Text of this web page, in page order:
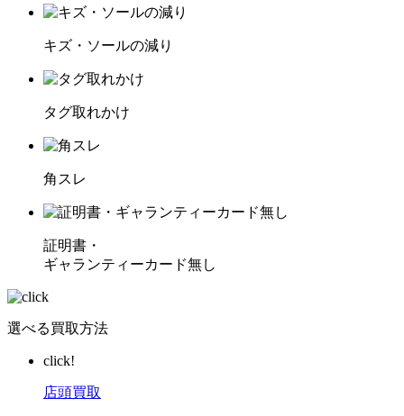
キズ・ソールの減り
タグ取れかけ
角スレ
証明書・
ギャランティーカード無し
選べる買取方法
click!
店頭買取